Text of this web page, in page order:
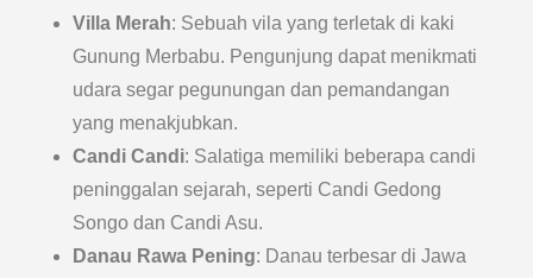
Villa Merah: Sebuah vila yang terletak di kaki
Gunung Merbabu. Pengunjung dapat menikmati
udara segar pegunungan dan pemandangan
yang menakjubkan.
Candi Candi: Salatiga memiliki beberapa candi
peninggalan sejarah, seperti Candi Gedong
Songo dan Candi Asu.
Danau Rawa Pening: Danau terbesar di Jawa